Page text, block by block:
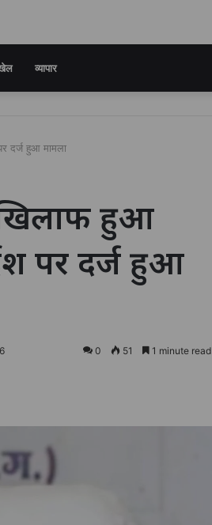
व्यापार
दर्ज हुआ मामला
खिलाफ हुआ
पर दर्ज हुआ
0 51 1 minute read